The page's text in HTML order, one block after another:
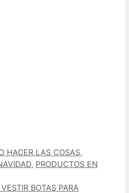
HACER LAS COSAS,
, PRODUCTOS EN
BOTAS PARA